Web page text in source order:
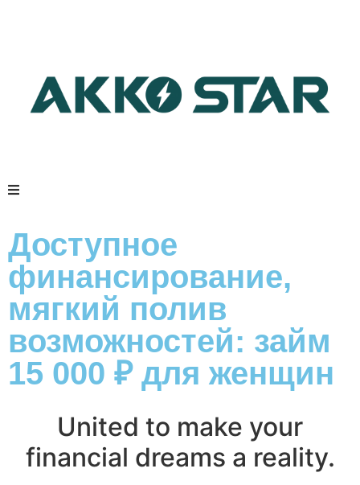
Доступное
финансирование,
мягкий полив
возможностей: займ
15 000 ₽ для женщин
United to make your
financial dreams a reality.